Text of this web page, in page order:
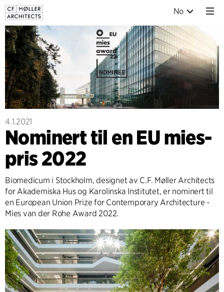
No
4.1.2021
Nominert til en EU mies-
pris 2022
Biomedicum i Stockholm, designet av C.F. Møller Architects
for Akademiska Hus og Karolinska Institutet, er nominert til
en European Union Prize for Contemporary Architecture -
Mies van der Rohe Award 2022.